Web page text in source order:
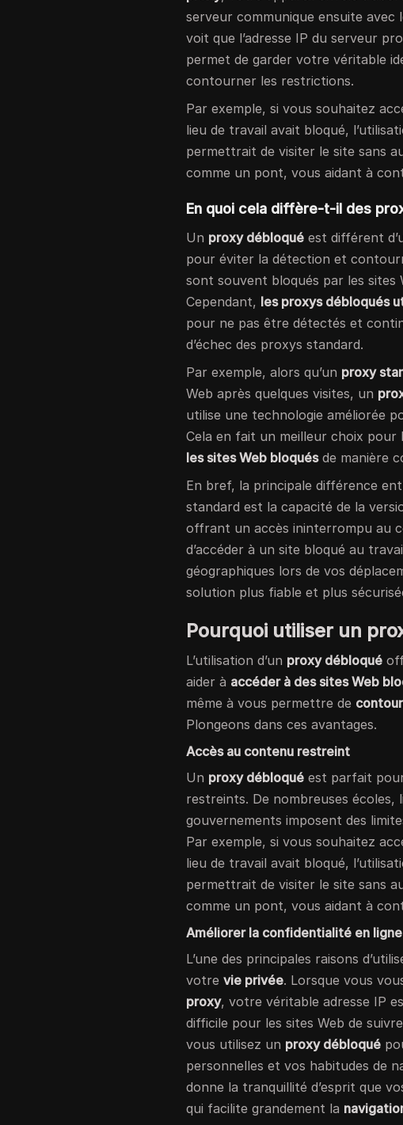
serveur communique ensuite avec
voit que l’adresse IP du serveur
permet de garder votre véritable
contourner les restrictions.
Par exemple, si vous souhaitez
lieu de travail avait bloqué,
permettrait de visiter le site sans
comme un pont, vous aidant à
En quoi cela diffère-t-il des
Un proxy débloqué est différent
pour éviter la détection et
sont souvent bloqués par les sites
Cependant, les proxys débloqués
pour ne pas être détectés et
d’échec des proxys standard.
Par exemple, alors qu’un proxy
Web après quelques visites, un
utilise une technologie améliorée
Cela en fait un meilleur choix pour
les sites Web bloquésde manière
En bref, la principale différence
standard est la capacité de la
offrant un accès ininterrompu au
d’accéder à un site bloqué au
géographiques lors de vos
solution plus fiable et plus
Pourquoi utiliser un
L’utilisation d’un proxy débloqué
aider à accéder à des sites Web
même à vous permettre de
Plongeons dans ces avantages.
Accès au contenu restreint
Un proxy débloqué est parfait
restreints. De nombreuses écoles,
gouvernements imposent des
Par exemple, si vous souhaitez
lieu de travail avait bloqué,
permettrait de visiter le site sans
comme un pont, vous aidant à
Améliorer la confidentialité en ligne
L’une des principales raisons
votrevie privée. Lorsque vous
proxy, votre véritable adresse IP
difficile pour les sites Web de
vous utilisez un proxy débloqué
personnelles et vos habitudes de
donne la tranquillité d’esprit que
qui facilite grandement la